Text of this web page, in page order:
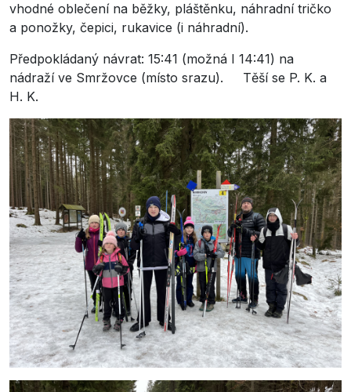
vhodné oblečení na běžky, pláštěnku, náhradní tričko
a ponožky, čepici, rukavice (i náhradní).
Předpokládaný návrat: 15:41 (možná I 14:41) na
nádraží ve Smržovce (místo srazu). Těší se P. K. a
H. K.